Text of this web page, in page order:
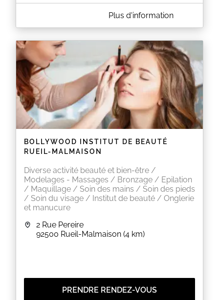
A PROPOS DE CHLOÉ NAILS
+ 5€ pour les dimanches, jours fériés et créneaux de
EN SAVOIR PLUS
Plus d'information
BOLLYWOOD INSTITUT DE BEAUTÉ
RUEIL-MALMAISON
Diverse activité beauté et bien-être /
Modelages - Massages / Bronzage / Epilation
/ Maquillage / Soin des mains / Soin des pieds
/ Soin du visage / Institut de beauté / Onglerie
et manucure
2 Rue Pereire
92500 Rueil-Malmaison (4 km)
PRENDRE RENDEZ-VOUS